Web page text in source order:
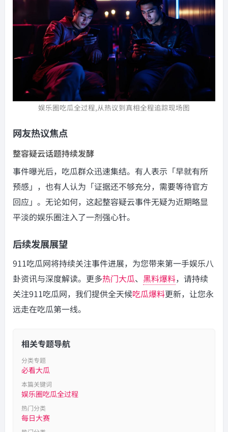
娱乐圈吃瓜全过程,从热议到真相全程追踪现场图
网友热议焦点
整容疑云话题持续发酵
事件曝光后，吃瓜群众迅速集结。有人表示「早就有所
预感」，也有人认为「证据还不够充分，需要等待官方
回应」。无论如何，这起整容疑云事件无疑为近期略显
平淡的娱乐圈注入了一剂强心针。
后续发展展望
911吃瓜网将持续关注事件进展，为您带来第一手娱乐八
卦资讯与深度解读。更多热门大瓜、 黑料爆料，请持续
关注911吃瓜网，我们提供全天候吃瓜爆料更新，让您永
远走在吃瓜第一线。
相关专题导航
分类专题
必看大瓜
本篇关键词
娱乐圈吃瓜全过程
热门分类
每日大赛